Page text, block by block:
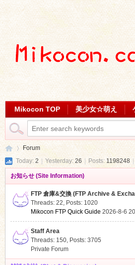
Mikocon TOP 美少女☆萌え
Forum
Today: 2 Yesterday: 26 Posts:1198248
お知らせ (Site Information)
FTP 倉庫&交換 (FTP Archive &
Threads: 22, Posts: 1020
Mikocon FTP Quick Guide 2026-8-6
Staff Area
Threads: 150, Posts: 3705
Private Forum